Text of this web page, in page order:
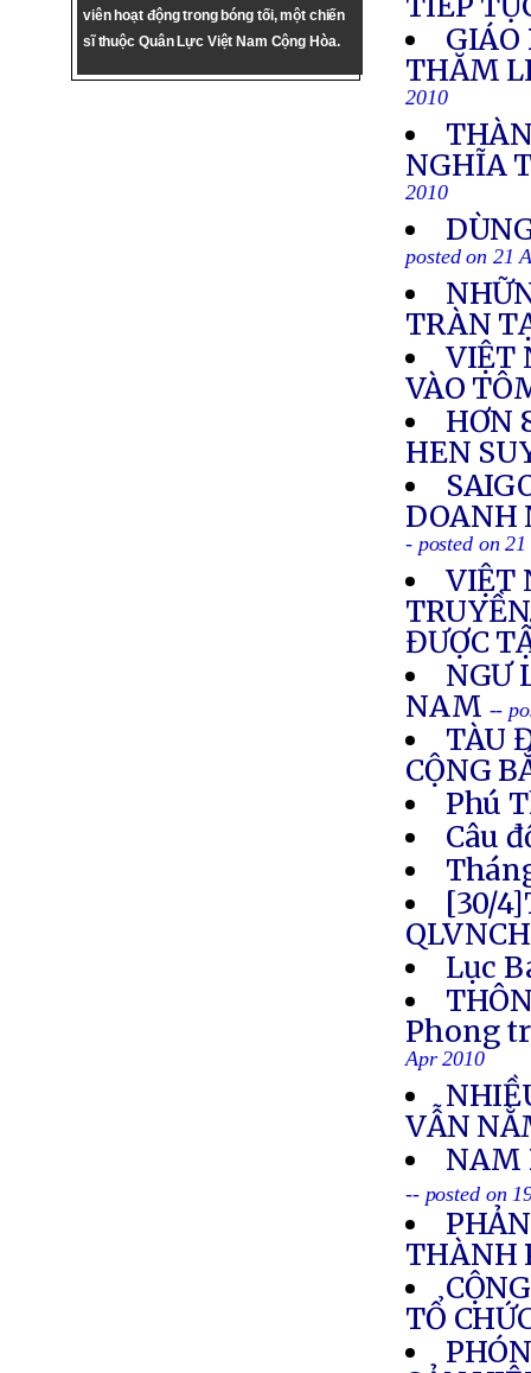
viên hoạt động trong bóng tối, một chiến
sĩ thuộc Quân Lực Việt Nam Cộng Hòa.
GIÁO
THĂM
2010
NGHĨA
2010
posted on 21
TRÀN
VIỆT
VÀO
HƠN
HEN
DOANH
- posted on
VIỆT
ĐƯỢC
NGƯ
NAM --
TÀU
CỘNG
Phú
Câu
[30/
QLVNCH
Lục
Phong
Apr 2010
VẪN
NAM
-- posted on
THÀNH
TỔ